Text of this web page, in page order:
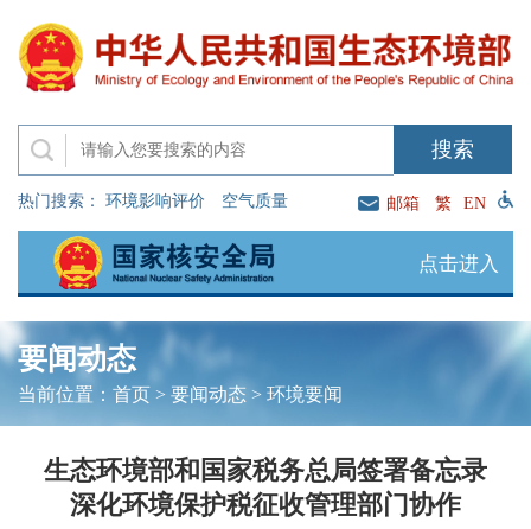
热门搜索： 环境影响评价 空气质量 邮箱 繁 EN
点击进入
要闻动态
当前位置： 首页> 要闻动态 > 环境要闻
生态环境部和国家税务总局签署备忘录
深化环境保护税征收管理部门协作